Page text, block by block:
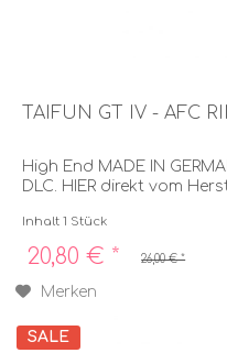
TAIFUN GT IV - AFC
High End MADE IN
DLC. HIER direkt vom
Inhalt1 Stück
20,80 € * 26,00 € *
Merken
SALE